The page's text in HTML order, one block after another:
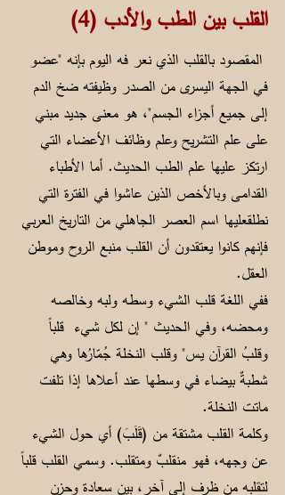
(القلب بين الطب والأدب (4
المقصود بالقلب الذي نعر فه اليوم بإنه "عضو
في الجهة اليسرى من الصدر وظيفته ضخ الدم
إلى جميع أجزاء الجسم"، هو معنى جديد مبني
على علم التشريح وعلم وظائف الأعضاء التي
ارتكز عليها علم الطب الحديث. أما الأطباء
القدامى وبالأخص الذين عاشوا في الفترة التي
نطلقعليها اسم العصر الجاهلي من التاريخ العربي
فإنهم كانوا يعتقدون أن القلب منبع الروح وموطن
العقل.
ففي اللغة قلب الشيء وسطه ولبه وخالصه
ومحضه، وفي الحديث " إن لكل شيء قلباً
وقلبُ القرآن يـس" وقلب النخلة جُمّارُها وهي
شطبةٌ بيضاء في وسطها عند أعلاها إذا تلفت
ماتت النخلة.
وكلمة القلب مشتقة من (قَلَبَ) أي حول الشيء
عن وجهه، فهو منقلبٌ ومتقلب. وسمي القلب قلباً
لتقلبه من ظرف إلى آخر، بين سعادة وحزن